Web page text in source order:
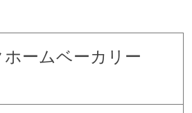
ームベーカリー